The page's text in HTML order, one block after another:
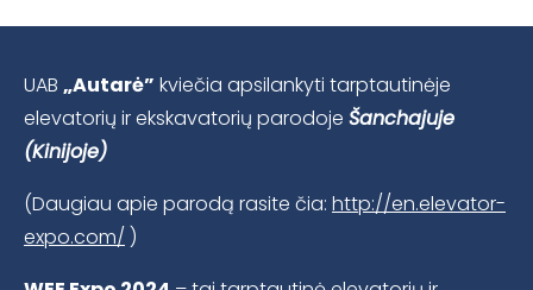
UAB „Autarė” kviečia apsilankyti tarptautinėje
elevatorių ir ekskavatorių parodoje Šanchajuje
(Kinijoje)
(Daugiau apie parodą rasite čia: http://en.elevator-
expo.com/ )